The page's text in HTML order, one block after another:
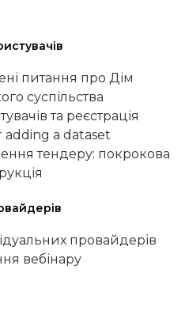
питання про Дім
суспільства
та реєстрація
a dataset
тендеру: покрокова
провайдерів
вебінару